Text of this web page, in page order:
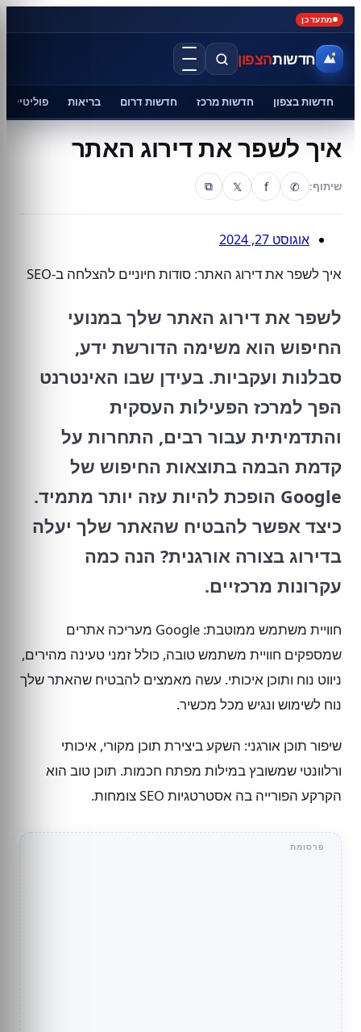
מתעדכן
חדשותהצפון
חדשות בצפון חדשות מרכז חדשות דרום בריאות פוליטיקה
איך לשפר את דירוג האתר
שיתוף: ✆
f
𝕏
⧉
אוגוסט 27, 2024
איך לשפר את דירוג האתר: סודות חיוניים להצלחה ב-SEO
לשפר את דירוג האתר שלך במנועי
החיפוש הוא משימה הדורשת ידע,
סבלנות ועקביות. בעידן שבו האינטרנט
הפך למרכז הפעילות העסקית
והתדמיתית עבור רבים, התחרות על
קדמת הבמה בתוצאות החיפוש של
Google הופכת להיות עזה יותר מתמיד.
כיצד אפשר להבטיח שהאתר שלך יעלה
בדירוג בצורה אורגנית? הנה כמה
עקרונות מרכזיים.
חוויית משתמש ממוטבת: Google מעריכה אתרים
שמספקים חוויית משתמש טובה, כולל זמני טעינה מהירים,
ניווט נוח ותוכן איכותי. עשה מאמצים להבטיח שהאתר שלך
נוח לשימוש ונגיש מכל מכשיר.
שיפור תוכן אורגני: השקע ביצירת תוכן מקורי, איכותי
ורלוונטי שמשובץ במילות מפתח חכמות. תוכן טוב הוא
הקרקע הפורייה בה אסטרטגיות SEO צומחות.